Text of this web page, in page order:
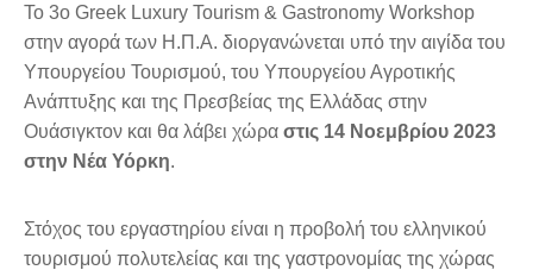
Το 3ο Greek Luxury Tourism & Gastronomy Workshop
στην αγορά των Η.Π.Α. διοργανώνεται υπό την αιγίδα του
Υπουργείου Τουρισμού, του Υπουργείου Αγροτικής
Ανάπτυξης και της Πρεσβείας της Ελλάδας στην
Ουάσιγκτον και θα λάβει χώρα στις 14 Νοεμβρίου 2023
στην Νέα Υόρκη.
Στόχος του εργαστηρίου είναι η προβολή του ελληνικού
τουρισμού πολυτελείας και της γαστρονομίας της χώρας